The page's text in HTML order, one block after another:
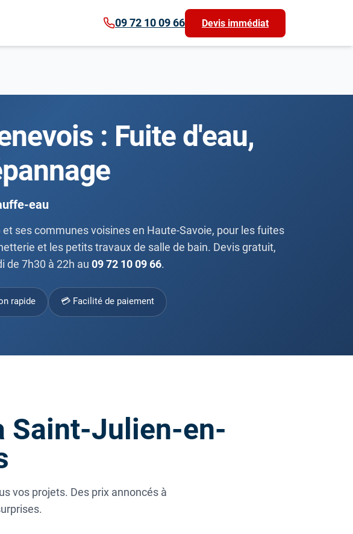
09 72 10 09 66 Devis immédiat
: Fuite d'eau,
eau
ses communes voisines en Haute-Savoie, pour les fuites
et les petits travaux de salle de bain. Devis gratuit,
de 7h30 à 22h au 09 72 10 09 66.
rapide 💳 Facilité de paiement
Saint-Julien-en-
vos projets. Des prix annoncés à